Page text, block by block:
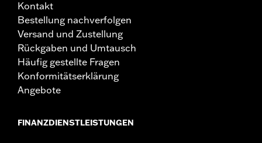
Kontakt
Bestellung nachverfolgen
Versand und Zustellung
Rückgaben und Umtausch
Häufig gestellte Fragen
Konformitätserklärung
Angebote
FINANZDIENSTLEISTUNGEN